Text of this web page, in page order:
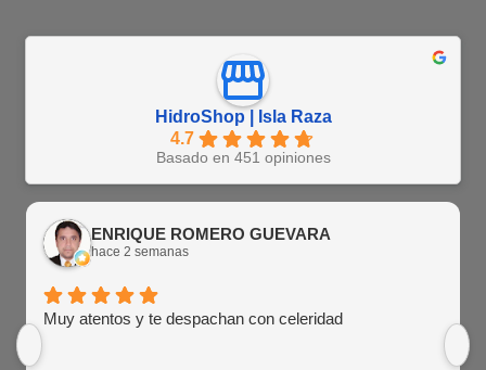
HidroShop | Isla Raza
4.7
Basado en 451 opiniones
ENRIQUE ROMERO GUEVARA
hace 2 semanas
Muy atentos y te despachan con celeridad